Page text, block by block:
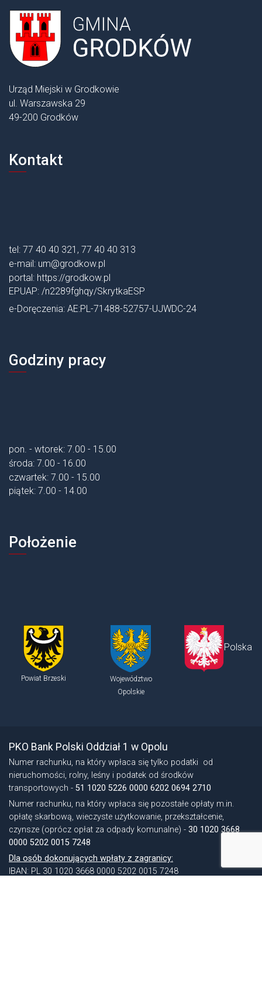
Urząd Miejski w Grodkowie
ul. Warszawska 29
49-200 Grodków
Kontakt
tel: 77 40 40 321, 77 40 40 313
e-mail: um@grodkow.pl
portal: https://grodkow.pl
EPUAP: /n2289fghqy/SkrytkaESP
e-Doręczenia: AE:PL-71488-52757-UJWDC-24
Godziny pracy
pon. - wtorek: 7.00 - 15.00
środa: 7.00 - 16.00
czwartek: 7.00 - 15.00
piątek: 7.00 - 14.00
Położenie
Powiat Brzeski
Województwo
Opolskie
Polska
PKO Bank Polski Oddział 1 w Opolu
Numer rachunku, na który wpłaca się tylko podatki od
nieruchomości, rolny, leśny i podatek od środków
transportowych - 51 1020 5226 0000 6202 0694 2710
Numer rachunku, na który wpłaca się pozostałe opłaty m.in.
opłatę skarbową, wieczyste użytkowanie, przekształcenie,
czynsze (oprócz opłat za odpady komunalne) - 30 1020 3668
0000 5202 0015 7248
Dla osób dokonujących wpłaty z zagranicy:
IBAN: PL 30 1020 3668 0000 5202 0015 7248